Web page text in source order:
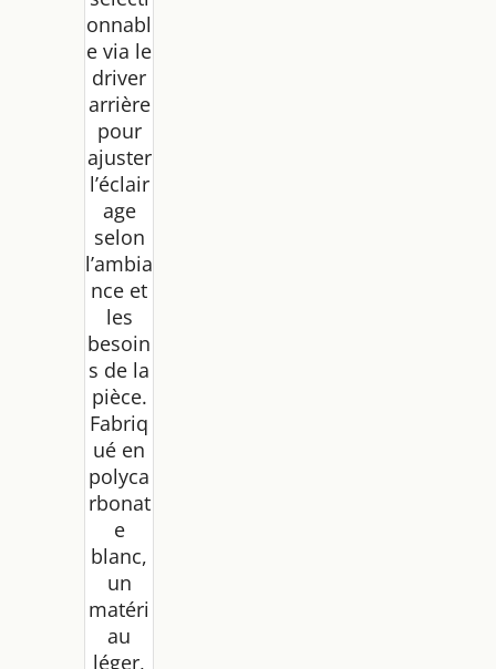
onnabl
e via le
driver
arrière
pour
ajuster
l’éclair
age
selon
l’ambia
nce et
les
besoin
s de la
pièce.
Fabriq
ué en
polyca
rbonat
e
blanc,
un
matéri
au
léger,